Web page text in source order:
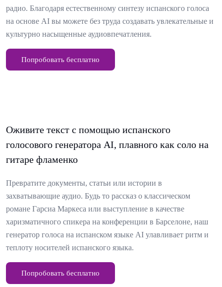
радио. Благодаря естественному синтезу испанского голоса
на основе AI вы можете без труда создавать увлекательные и
культурно насыщенные аудиовпечатления.
Попробовать бесплатно
Оживите текст с помощью испанского
голосового генератора AI, плавного как соло на
гитаре фламенко
Превратите документы, статьи или истории в
захватывающие аудио. Будь то рассказ о классическом
романе Гарсиа Маркеса или выступление в качестве
харизматичного спикера на конференции в Барселоне, наш
генератор голоса на испанском языке AI улавливает ритм и
теплоту носителей испанского языка.
Попробовать бесплатно